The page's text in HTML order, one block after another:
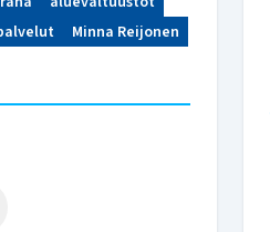
Minna Reijonen